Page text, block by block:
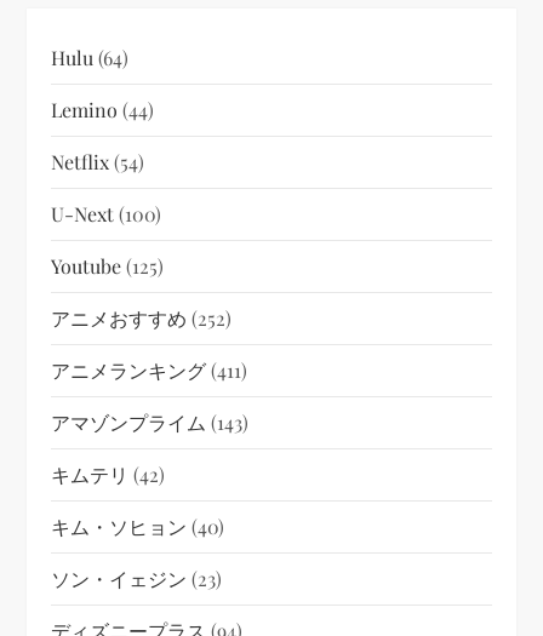
Hulu (64)
Lemino (44)
Netflix(54)
U-Next(100)
Youtube(125)
アニメおすすめ (252)
アニメランキング(411)
アマゾンプライム (143)
キムテリ (42)
キム・ソヒョン (40)
ソン・イェジン (23)
ディズニープラス (94)